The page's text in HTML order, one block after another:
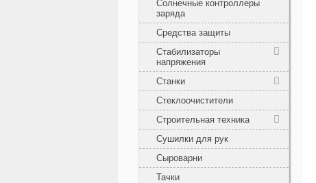
Солнечные контроллеры
заряда
Средства защиты
Стабилизаторы
напряжения
Станки
Стеклоочистители
Строительная техника
Сушилки для рук
Сыроварни
Тачки